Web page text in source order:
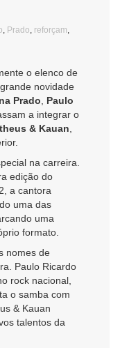
Prado reforçam
o elenco de
novidade
Prado
Paulo
a integrar o
& Kauan
na carreira.
edição do
a cantora
uma das
uma
formato.
nomes de
Paulo Ricardo
rock nacional,
o samba com
& Kauan
talentos da